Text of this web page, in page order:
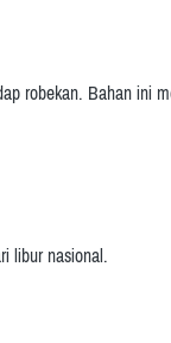
robekan. Bahan ini
libur nasional.